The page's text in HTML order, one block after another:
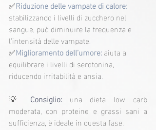
✅Riduzione delle vampate di calore:
stabilizzando i livelli di zucchero nel
sangue, può diminuire la frequenza e
l’intensità delle vampate.
✅Miglioramento dell’umore: aiuta a
equilibrare i livelli di serotonina,
riducendo irritabilità e ansia.
💡
Consiglio: una dieta low carb
moderata, con proteine e grassi sani a
sufficienza, è ideale in questa fase.